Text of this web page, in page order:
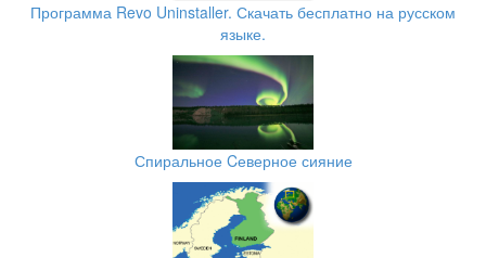
Программа Revo Uninstaller. Скачать бесплатно на русском
языке.
Спиральное Cеверное сияние